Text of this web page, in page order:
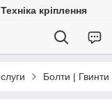
кріплення
Болти | Гвинти